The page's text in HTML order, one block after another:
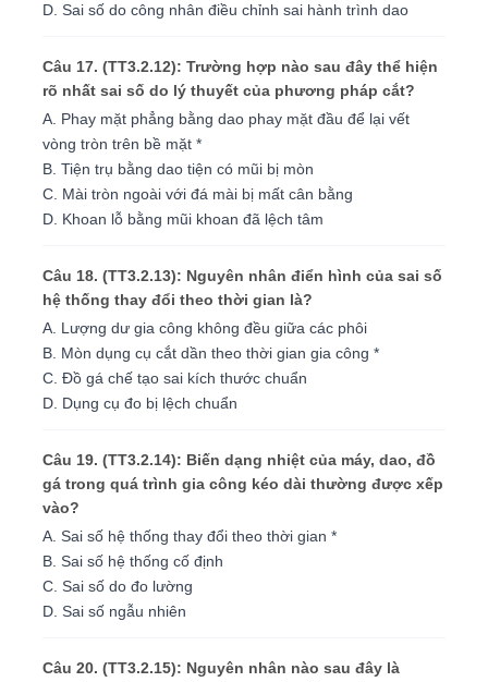
D. Sai số do công nhân điều chỉnh sai hành trình dao
Câu 17. (TT3.2.12): Trường hợp nào sau đây thể hiện
rõ nhất sai số do lý thuyết của phương pháp cắt?
A. Phay mặt phẳng bằng dao phay mặt đầu để lại vết
vòng tròn trên bề mặt *
B. Tiện trụ bằng dao tiện có mũi bị mòn
C. Mài tròn ngoài với đá mài bị mất cân bằng
D. Khoan lỗ bằng mũi khoan đã lệch tâm
Câu 18. (TT3.2.13): Nguyên nhân điển hình của sai số
hệ thống thay đổi theo thời gian là?
A. Lượng dư gia công không đều giữa các phôi
B. Mòn dụng cụ cắt dần theo thời gian gia công *
C. Đồ gá chế tạo sai kích thước chuẩn
D. Dụng cụ đo bị lệch chuẩn
Câu 19. (TT3.2.14): Biến dạng nhiệt của máy, dao, đồ
gá trong quá trình gia công kéo dài thường được xếp
vào?
A. Sai số hệ thống thay đổi theo thời gian *
B. Sai số hệ thống cố định
C. Sai số do đo lường
D. Sai số ngẫu nhiên
Câu 20. (TT3.2.15): Nguyên nhân nào sau đây là